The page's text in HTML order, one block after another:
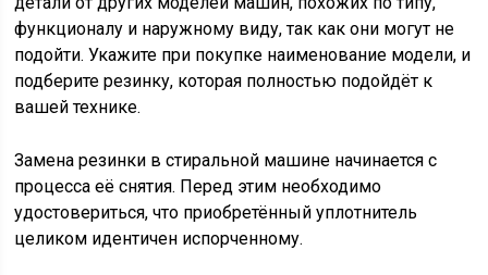
функционалу и наружному виду, так как они могут не
подойти. Укажите при покупке наименование модели, и
подберите резинку, которая полностью подойдёт к
вашей технике.
Замена резинки в стиральной машине начинается с
процесса её снятия. Перед этим необходимо
удостовериться, что приобретённый уплотнитель
целиком идентичен испорченному.